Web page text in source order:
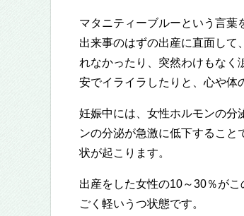
マタニティーブルーという言葉
出来事のはずの出産に直面して
れなかったり、突然わけもなく
安でイライラしたりと、心や体
妊娠中には、女性ホルモンの分
ンの分泌が急激に低下すること
状が起こります。
出産をした女性の10～30％が
ごく軽いうつ状態です。